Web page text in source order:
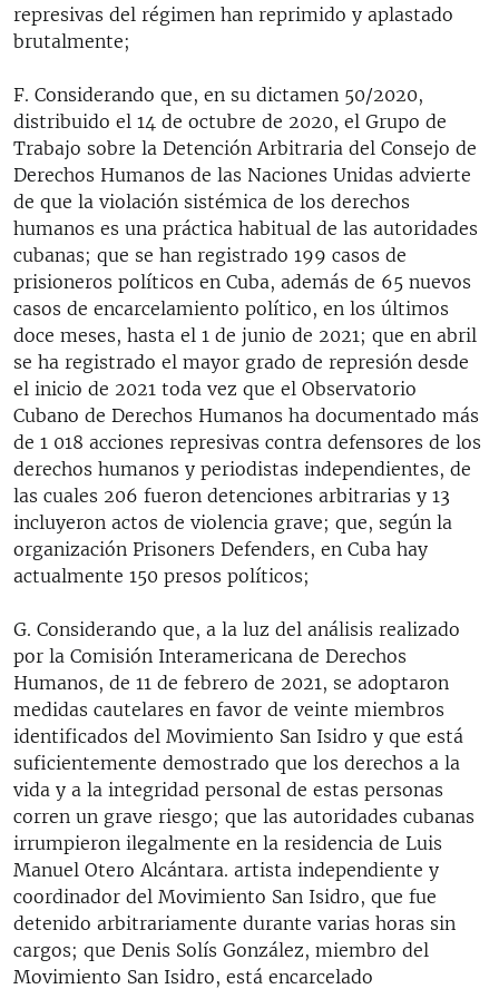
represivas del régimen han reprimido y aplastado
brutalmente;
F. Considerando que, en su dictamen 50/2020,
distribuido el 14 de octubre de 2020, el Grupo de
Trabajo sobre la Detención Arbitraria del Consejo de
Derechos Humanos de las Naciones Unidas advierte
de que la violación sistémica de los derechos
humanos es una práctica habitual de las autoridades
cubanas; que se han registrado 199 casos de
prisioneros políticos en Cuba, además de 65 nuevos
casos de encarcelamiento político, en los últimos
doce meses, hasta el 1 de junio de 2021; que en abril
se ha registrado el mayor grado de represión desde
el inicio de 2021 toda vez que el Observatorio
Cubano de Derechos Humanos ha documentado más
de 1 018 acciones represivas contra defensores de los
derechos humanos y periodistas independientes, de
las cuales 206 fueron detenciones arbitrarias y 13
incluyeron actos de violencia grave; que, según la
organización Prisoners Defenders, en Cuba hay
actualmente 150 presos políticos;
G. Considerando que, a la luz del análisis realizado
por la Comisión Interamericana de Derechos
Humanos, de 11 de febrero de 2021, se adoptaron
medidas cautelares en favor de veinte miembros
identificados del Movimiento San Isidro y que está
suficientemente demostrado que los derechos a la
vida y a la integridad personal de estas personas
corren un grave riesgo; que las autoridades cubanas
irrumpieron ilegalmente en la residencia de Luis
Manuel Otero Alcántara. artista independiente y
coordinador del Movimiento San Isidro, que fue
detenido arbitrariamente durante varias horas sin
cargos; que Denis Solís González, miembro del
Movimiento San Isidro, está encarcelado